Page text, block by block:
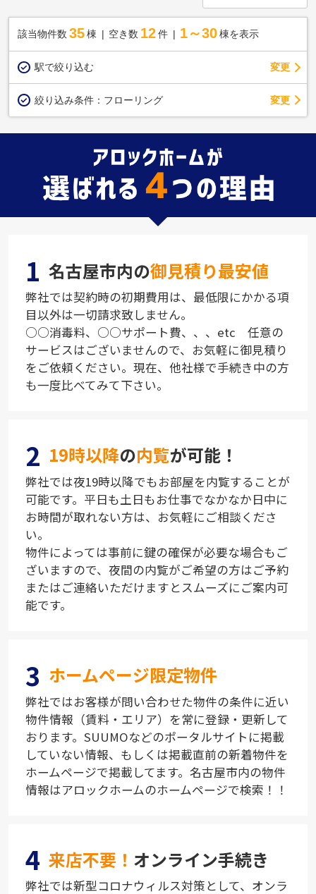
該当物件数 35棟 空き数 12 件 1～30 棟を表示
駅で絞り込む 変更
絞り込み条件： フローリング 変更
1 名古屋市内の御見積り最安値
弊社では契約時の初期費用は、最低限にかかる項
目以外は一切請求致しません。
○○消毒料、○○サポート費、、、etc 任意の
サービスはございませんので、お気軽に御見積り
をご依頼ください。現在、他社様で手続き中の方
も一度比べてみて下さい。
2 19時以降の内覧が可能！
弊社では夜19時以降でもお部屋を内覧することが
可能です。平日も土日もお仕事でなかなか日中に
お時間が取れない方は、お気軽にご相談くださ
い。
物件によっては事前に鍵の確保が必要な場合もご
ざいますので、夜間の内覧がご希望の方はご予約
またはご連絡いただけますとスムーズにご案内可
能です。
3 ホームページ限定物件
弊社ではお客様が問い合わせた物件の条件に近い
物件情報（賃料・エリア）を常に登録・更新して
おります。SUUMOなどのポータルサイトに掲載
していない情報、もしくは掲載直前の新着物件を
ホームページで掲載してます。名古屋市内の物件
情報はアロックホームのホームページで検索！！
4 来店不要！ オンライン手続き
弊社では新型コロナウィルス対策として、オンラ